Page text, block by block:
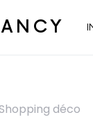
Shopping déco